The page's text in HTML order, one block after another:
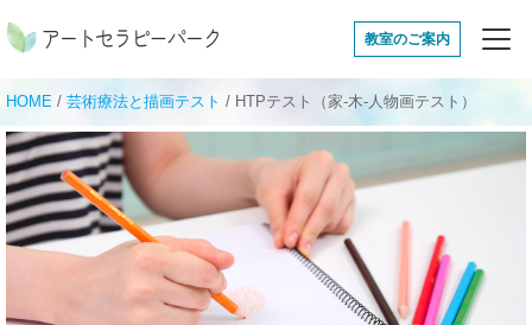
アートセラピー
教室のご案内
HOME / 芸術療法と描画テスト / HTPテスト（家-木-人物画テスト）